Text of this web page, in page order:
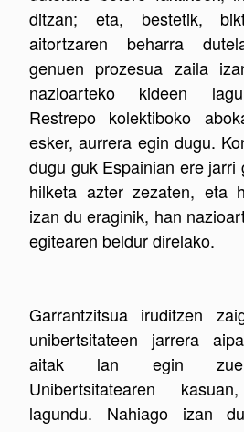
ditzan; eta, bestetik,
aitortzaren beharra
genuen prozesua zaila
nazioarteko kideen
Restrepo kolektiboko
esker, aurrera egin dugu.
dugu guk Espainian ere jarri
hilketa azter zezaten, eta
izan du eraginik, han
egitearen beldur direlako.
Garrantzitsua iruditzen
unibertsitateen jarrera
aitak lan egin zuen
Unibertsitatearen
lagundu. Nahiago izan